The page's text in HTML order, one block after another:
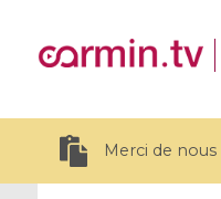
Merci de nous